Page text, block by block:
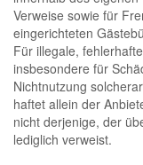
Verweise sowie für
eingerichteten
Für illegale,
insbesondere für
Nichtnutzung
haftet allein der
nicht derjenige, der
lediglich verweist.